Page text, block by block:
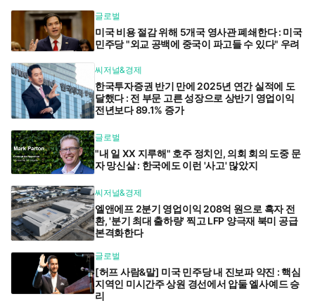
글로벌
미국 비용 절감 위해 5개국 영사관 폐쇄한다 : 미국
민주당 "외교 공백에 중국이 파고들 수 있다" 우려
씨저널&경제
한국투자증권 반기 만에 2025년 연간 실적에 도
달했다 : 전 부문 고른 성장으로 상반기 영업이익
전년보다 89.1% 증가
글로벌
"내 일 XX 지루해" 호주 정치인, 의회 회의 도중 문
자 망신살 : 한국에도 이런 '사고' 많았지
씨저널&경제
엘앤에프 2분기 영업이익 208억 원으로 흑자 전
환, '분기 최대 출하량' 찍고 LFP 양극재 북미 공급
본격화한다
글로벌
[허프 사람&말] 미국 민주당 내 진보파 약진 : 핵심
지역인 미시간주 상원 경선에서 압둘 엘사예드 승
리